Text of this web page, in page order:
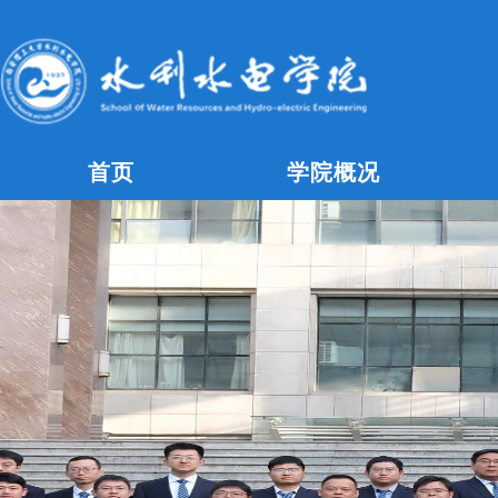
首页 学院概况